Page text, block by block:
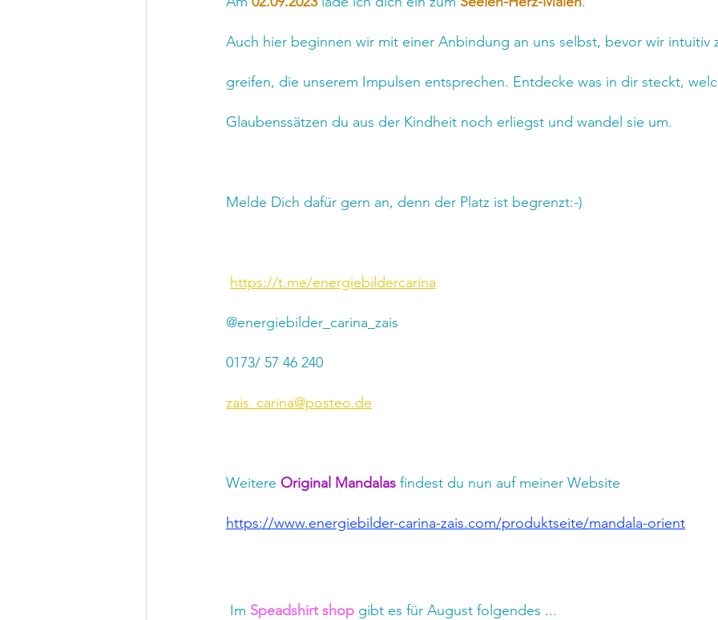
Auch hier beginnen wir mit einer Anbindung an uns selbst, bevor wir
greifen, die unserem Impulsen entsprechen. Entdecke was in dir steckt,
Glaubenssätzen du aus der Kindheit noch erliegst und wandel sie um.
Melde Dich dafür gern an, denn der Platz ist begrenzt:-)
https://t.me/energiebildercarina
@energiebilder_carina_zais
0173/ 57 46 240
zais_carina@posteo.de
Weitere Original Mandalas findest du nun auf meiner Website
https://www.energiebilder-carina-zais.com/produktseite/mandala-orient
Im Speadshirt shop gibt es für August folgendes ...